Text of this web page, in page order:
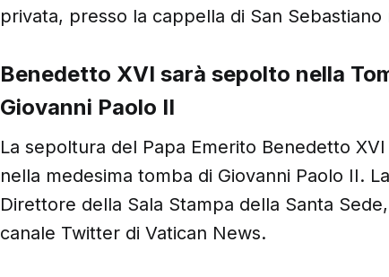
privata, presso la cappella di San Sebastiano
Benedetto XVI sarà sepolto nella
Giovanni Paolo II
La sepoltura del Papa Emerito Benedetto
nella medesima tomba di Giovanni Paolo II.
Direttore della Sala Stampa della Santa
canale Twitter di Vatican News.